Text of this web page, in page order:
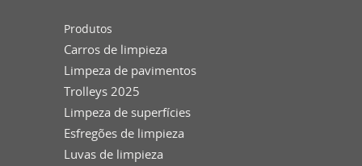
Produtos
Carros de limpieza
Limpeza de pavimentos
Trolleys 2025
Limpeza de superfícies
Esfregões de limpieza
Luvas de limpieza